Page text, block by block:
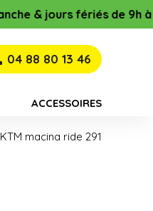
12h & de 16h à 18h45 !
04 88 80 13 46
ACCESSOIRES
macina ride 291